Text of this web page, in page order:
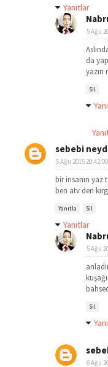
Yanıtlar
5 Ağu
da
yazın
Sil
sebebi
5 Ağu 2015 20:42:00
bir insanın yaz
ben atv den
Yanıtla Sil
Yanıtlar
5 Ağu
Sil
6 Ağu